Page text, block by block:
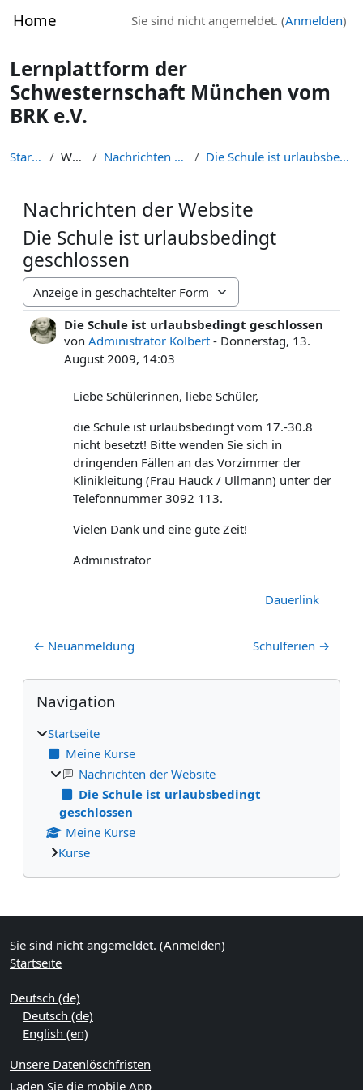
Home Sie sind nicht angemeldet. (Anmelden)
Lernplattform der
Schwesternschaft München vom
BRK e.V.
Startseite Website Nachrichten der Website Die Schule ist urlaubsbedingt geschlossen
Nachrichten der Website
Die Schule ist urlaubsbedingt
geschlossen
Anzeigemodus
Die Schule ist urlaubsbedingt geschlossen
von Administrator Kolbert- Donnerstag, 13.
August 2009, 14:03
Anzahl Antworten: 0
Liebe Schülerinnen, liebe Schüler,
die Schule ist urlaubsbedingt vom 17.-30.8
nicht besetzt! Bitte wenden Sie sich in
dringenden Fällen an das Vorzimmer der
Klinikleitung (Frau Hauck / Ullmann) unter der
Telefonnummer 3092 113.
Vielen Dank und eine gute Zeit!
Administrator
Dauerlink
← Neuanmeldung Schulferien →
Blöcke
Navigation überspringen
Navigation
Startseite
Meine Kurse
Nachrichten der Website
Die Schule ist urlaubsbedingt
geschlossen
Meine Kurse
Kurse
Ergänzungsblöcke
Sie sind nicht angemeldet. (Anmelden)
Startseite
Deutsch ‎(de)‎
Deutsch ‎(de)‎
English ‎(en)‎
Unsere Datenlöschfristen
Laden Sie die mobile App